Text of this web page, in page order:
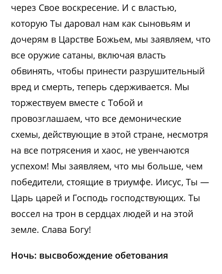
через Свое воскресение. И с властью,
которую Ты даровал нам как сыновьям и
дочерям в Царстве Божьем, мы заявляем, что
все оружие сатаны, включая власть
обвинять, чтобы принести разрушительный
вред и смерть, теперь сдерживается. Мы
торжествуем вместе с Тобой и
провозглашаем, что все демонические
схемы, действующие в этой стране, несмотря
на все потрясения и хаос, не увенчаются
успехом! Мы заявляем, что мы больше, чем
победители, стоящие в триумфе. Иисус, Ты —
Царь царей и Господь господствующих. Ты
воссел на трон в сердцах людей и на этой
земле. Слава Богу!
Ночь: высвобождение обетования